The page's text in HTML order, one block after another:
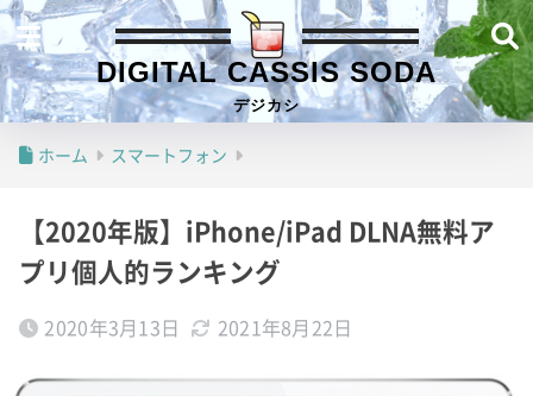
DIGITAL CASSIS SODA
デジカシ
ホーム スマートフォン
【2020年版】iPhone/iPad DLNA無料ア
プリ個人的ランキング
2020年3月13日 2021年8月22日